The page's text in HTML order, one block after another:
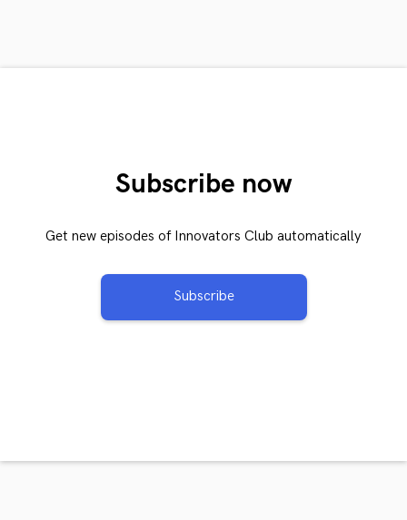
Subscribe now
Get new episodes of Innovators Club automatically
Subscribe